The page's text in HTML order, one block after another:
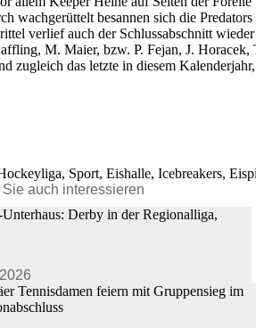
wachgerüttelt besannen sich die
verlief auch der Schlussabschnitt
M. Maier, bzw. P. Fejan, J. Horacek,
zugleich das letzte in diesem
Sport, Eishalle, Icebreakers,
auch interessieren
Derby in der Regionalliga,
Tennisdamen feiern mit Gruppensieg im